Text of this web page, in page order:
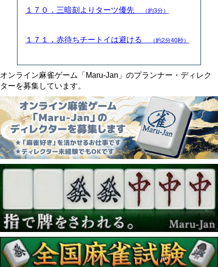
１７０．三暗刻よりターツ優先 （約3分）
１７１．赤待ちチートイは避ける （約2分40秒）
オンライン麻雀ゲーム「Maru-Jan」のプランナー・ディレク
ターを募集しています。